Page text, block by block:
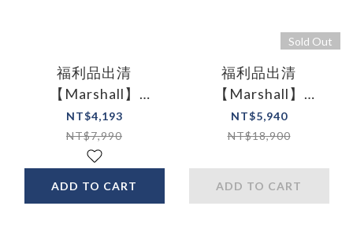
福利品出清
【Marshall】
Emberton II 藍牙喇叭
古銅黑 Black&Brass
NT$4,193
NT$7,990
ADD TO CART
Sold Out
福利品出清
【Marshall】
Middleton 藍牙喇叭
黑色
NT$5,940
NT$18,900
ADD TO CART